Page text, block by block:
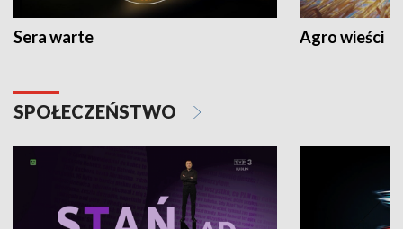
Sera warte Agro wieści
SPOŁECZEŃSTWO